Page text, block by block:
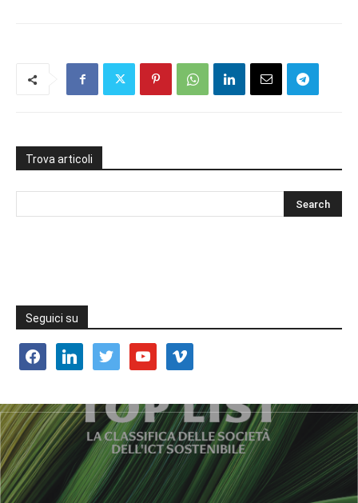
Trova articoli
Seguici su
facebooklinkedin twitter youtube vimeo